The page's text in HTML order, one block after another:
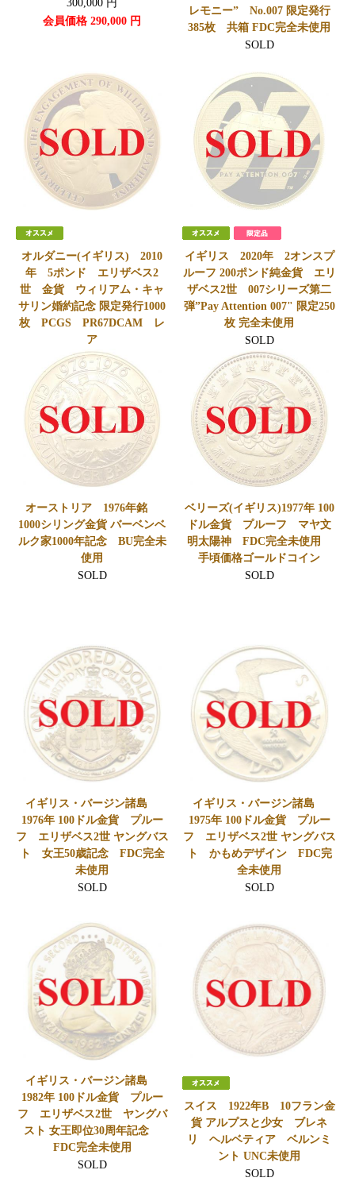
300,000 円
会員価格 290,000 円
レモニー” No.007 限定発行
385枚 共箱 FDC完全未使用
SOLD
オルダニー(イギリス) 2010
年 5ポンド エリザベス2
世 金貨 ウィリアム・キャ
サリン婚約記念 限定発行1000
枚 PCGS PR67DCAM レ
ア
SOLD
イギリス 2020年 2オンスプ
ルーフ 200ポンド純金貨 エリ
ザベス2世 007シリーズ第二
弾”Pay Attention 007" 限定250
枚 完全未使用
SOLD
オーストリア 1976年銘
1000シリング金貨 バーベンベ
ルク家1000年記念 BU完全未
使用
SOLD
ベリーズ(イギリス)1977年 100
ドル金貨 プルーフ マヤ文
明太陽神 FDC完全未使用
手頃価格ゴールドコイン
SOLD
イギリス・バージン諸島
1976年 100ドル金貨 プルー
フ エリザベス2世 ヤングバス
ト 女王50歳記念 FDC完全
未使用
SOLD
イギリス・バージン諸島
1975年 100ドル金貨 プルー
フ エリザベス2世 ヤングバス
ト かもめデザイン FDC完
全未使用
SOLD
イギリス・バージン諸島
1982年 100ドル金貨 プルー
フ エリザベス2世 ヤングバ
スト 女王即位30周年記念
FDC完全未使用
SOLD
スイス 1922年B 10フラン金
貨 アルプスと少女 ブレネ
リ ヘルベティア ベルンミ
ント UNC未使用
SOLD